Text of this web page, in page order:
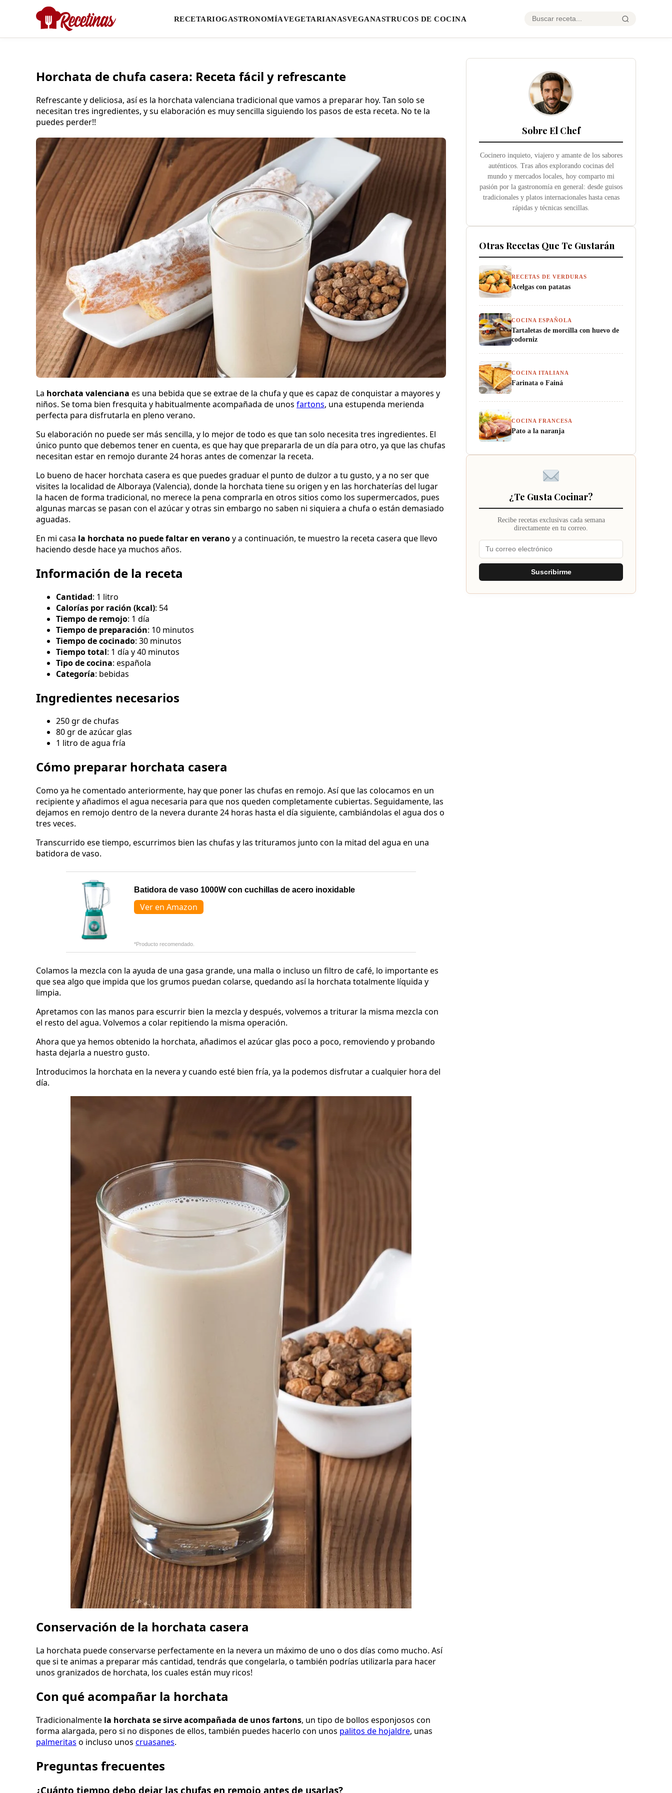
RECETARIOGASTRONOMÍAVEGETARIANASVEGANASTRUCOS DE COCINA
Horchata de chufa casera: Receta fácil y refrescante
Refrescante y deliciosa, así es la horchata valenciana tradicional que vamos a preparar hoy. Tan solo se
necesitan tres ingredientes, y su elaboración es muy sencilla siguiendo los pasos de esta receta. No te la
puedes perder!!
La horchata valenciana es una bebida que se extrae de la chufa y que es capaz de conquistar a mayores y
niños. Se toma bien fresquita y habitualmente acompañada de unos fartons, una estupenda merienda
perfecta para disfrutarla en pleno verano.
Su elaboración no puede ser más sencilla, y lo mejor de todo es que tan solo necesita tres ingredientes. El
único punto que debemos tener en cuenta, es que hay que prepararla de un día para otro, ya que las chufas
necesitan estar en remojo durante 24 horas antes de comenzar la receta.
Lo bueno de hacer horchata casera es que puedes graduar el punto de dulzor a tu gusto, y a no ser que
visites la localidad de Alboraya (Valencia), donde la horchata tiene su origen y en las horchaterías del lugar
la hacen de forma tradicional, no merece la pena comprarla en otros sitios como los supermercados, pues
algunas marcas se pasan con el azúcar y otras sin embargo no saben ni siquiera a chufa o están demasiado
aguadas.
En mi casa la horchata no puede faltar en veranoy a continuación, te muestro la receta casera que llevo
haciendo desde hace ya muchos años.
Información de la receta
Cantidad: 1 litro
Calorías por ración (kcal): 54
Tiempo de remojo: 1 día
Tiempo de preparación: 10 minutos
Tiempo de cocinado: 30 minutos
Tiempo total: 1 día y 40 minutos
Tipo de cocina: española
Categoría: bebidas
Ingredientes necesarios
250 gr de chufas
80 gr de azúcar glas
1 litro de agua fría
Cómo preparar horchata casera
Como ya he comentado anteriormente, hay que poner las chufas en remojo. Así que las colocamos en un
recipiente y añadimos el agua necesaria para que nos queden completamente cubiertas. Seguidamente, las
dejamos en remojo dentro de la nevera durante 24 horas hasta el día siguiente, cambiándolas el agua dos o
tres veces.
Transcurrido ese tiempo, escurrimos bien las chufas y las trituramos junto con la mitad del agua en una
batidora de vaso.
Batidora de vaso 1000W con cuchillas de acero inoxidable
Ver en Amazon
*Producto recomendado.
Colamos la mezcla con la ayuda de una gasa grande, una malla o incluso un filtro de café, lo importante es
que sea algo que impida que los grumos puedan colarse, quedando así la horchata totalmente líquida y
limpia.
Apretamos con las manos para escurrir bien la mezcla y después, volvemos a triturar la misma mezcla con
el resto del agua. Volvemos a colar repitiendo la misma operación.
Ahora que ya hemos obtenido la horchata, añadimos el azúcar glas poco a poco, removiendo y probando
hasta dejarla a nuestro gusto.
Introducimos la horchata en la nevera y cuando esté bien fría, ya la podemos disfrutar a cualquier hora del
día.
Conservación de la horchata casera
La horchata puede conservarse perfectamente en la nevera un máximo de uno o dos días como mucho. Así
que si te animas a preparar más cantidad, tendrás que congelarla, o también podrías utilizarla para hacer
unos granizados de horchata, los cuales están muy ricos!
Con qué acompañar la horchata
Tradicionalmente la horchata se sirve acompañada de unos fartons, un tipo de bollos esponjosos con
forma alargada, pero si no dispones de ellos, también puedes hacerlo con unos palitos de hojaldre, unas
palmeritas o incluso unos cruasanes.
Preguntas frecuentes
¿Cuánto tiempo debo dejar las chufas en remojo antes de usarlas?
Sobre El Chef
Cocinero inquieto, viajero y amante de los sabores
auténticos. Tras años explorando cocinas del
mundo y mercados locales, hoy comparto mi
pasión por la gastronomía en general: desde guisos
tradicionales y platos internacionales hasta cenas
rápidas y técnicas sencillas.
Otras Recetas Que Te Gustarán
RECETAS DE VERDURAS
Acelgas con patatas
COCINA ESPAÑOLA
Tartaletas de morcilla con huevo de
codorniz
COCINA ITALIANA
Farinata o Fainá
COCINA FRANCESA
Pato a la naranja
¿Te Gusta Cocinar?
Recibe recetas exclusivas cada semana
directamente en tu correo.
Suscribirme